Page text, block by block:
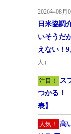
2026年08月
日米協調
いそうだ
えない！
人）
注目！
ス
つかる！
表】
人気！
高